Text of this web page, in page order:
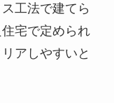
工法で建てら
宅で定められ
アしやすいと